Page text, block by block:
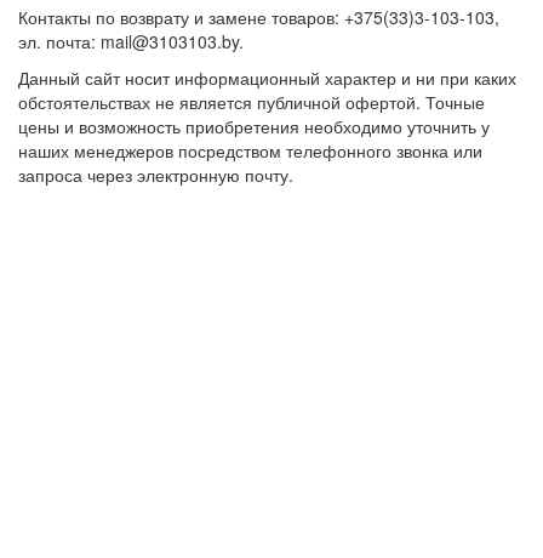
Контакты по возврату и замене товаров: +375(33)3-103-103,
эл. почта: mail@3103103.by.
Данный сайт носит информационный характер и ни при каких
обстоятельствах не является публичной офертой. Точные
цены и возможность приобретения необходимо уточнить у
наших менеджеров посредством телефонного звонка или
запроса через электронную почту.